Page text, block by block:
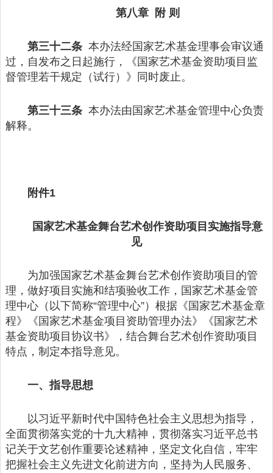
第八章 附 则
第三十二条 本办法经国家艺术基金理事会审议通
过，自发布之日起施行，《国家艺术基金资助项目监
督管理若干规定（试行）》同时废止。
第三十三条 本办法由国家艺术基金管理中心负责
解释。
附件1
国家艺术基金舞台艺术创作资助项目实施指导意
见
为加强国家艺术基金舞台艺术创作资助项目的管
理，做好项目实施和结项验收工作，国家艺术基金管
理中心（以下简称“管理中心”）根据《国家艺术基金章
程》《国家艺术基金项目资助管理办法》《国家艺术
基金资助项目协议书》，结合舞台艺术创作资助项目
特点，制定本指导意见。
一、指导思想
以习近平新时代中国特色社会主义思想为指导，
全面贯彻落实党的十九大精神，贯彻落实习近平总书
记关于文艺创作重要论述精神，坚定文化自信，牢牢
把握社会主义先进文化前进方向，坚持为人民服务、